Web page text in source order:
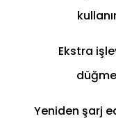
Ekstra
Yeniden şarj